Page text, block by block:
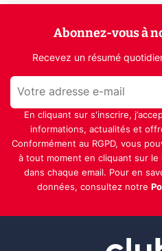
Abonnez-vous à
Recevez un résumé
En cliquant sur s'inscrire,
informations, actualités et
Conformément au RGPD, vous
à tout moment en cliquant sur
dans chaque email. Pour en
données, consultez notre